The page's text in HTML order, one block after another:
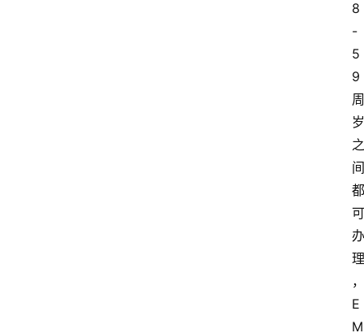
8
-
5
9
周
岁
之
间
都
可
办
理
，
E
M